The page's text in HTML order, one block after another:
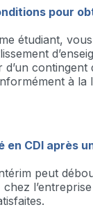
pour
étudiant,
contingent
à la
en CDI après
peut